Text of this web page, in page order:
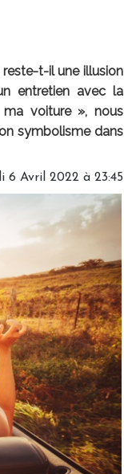
t-il une illusion
entretien avec la
ma voiture », nous
symbolisme dans
6 Avril 2022 à 23:45